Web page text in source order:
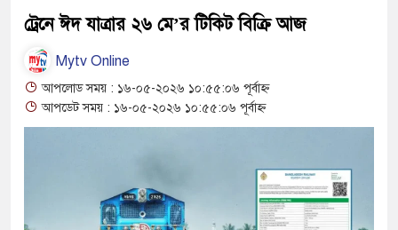
কর্মসূচীর শুভসূচনা।
রং ফর্সাকারী ৮ ব্র্যান্ডের ক্রিমে
থাকায় বিক্রিতে নিষেধাজ্ঞা
ট্রেনে ঈদ যাত্রার ২৬ মে’র টিকিট বিক্রি আজ
Mytv Online
আপলোড সময় : ১৬-০৫-২০২৬ ১০:৫৫:০৬ পূর্বাহ্ন
আপডেট সময় : ১৬-০৫-২০২৬ ১০:৫৫:০৬ পূর্বাহ্ন